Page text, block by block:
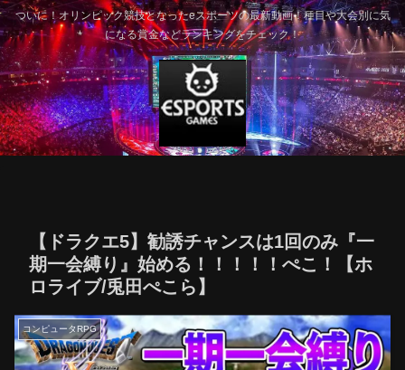
ついに！オリンピック競技となったeスポーツの最新動画！種目や大会別に気
になる賞金などランキングをチェック！
【ドラクエ5】勧誘チャンスは1回のみ『一
期一会縛り』始める！！！！！ぺこ！【ホ
ロライブ/兎田ぺこら】
コンピュータRPG